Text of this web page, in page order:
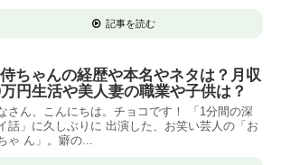
記事を読む
ちゃんの経歴や本名やネタは？月収
円生活や美人妻の職業や子供は？
さん、こんにちは。チョコです！ 「1分間の深
話」に久しぶりに 出演した、お笑い芸人の「お
ゃ ん」。癖の...